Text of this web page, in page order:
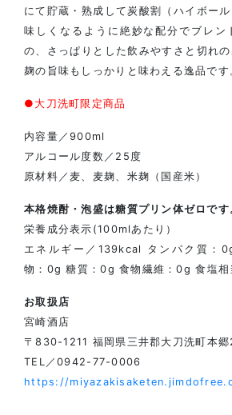
にて貯蔵・熟成して炭酸割（ハイボー
味しくなるように絶妙な配分でブレン
の、さっぱりとした飲みやすさと切れ
麹の旨味もしっかりと味わえる逸品です
●大刀洗町限定商品
内容量／900ml
アルコール度数／25度
原材料／麦、麦麹、米麹（国産米）
本格焼酎・泡盛は糖質プリン体ゼロです
栄養成分表示(100mlあたり）
エネルギー／139kcal タンパク質：
物：0g 糖質：0g 食物繊維：0g 食塩相
お取扱店
宮崎酒店
〒830-1211 福岡県三井郡大刀洗町本
TEL／0942-77-0006
https://